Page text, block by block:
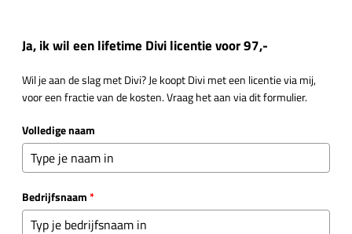
Ja, ik wil een lifetime Divi licentie voor 97,-
Wil je aan de slag met Divi? Je koopt Divi met een licentie via mij,
voor een fractie van de kosten. Vraag het aan via dit formulier.
Volledige naam
Bedrijfsnaam*